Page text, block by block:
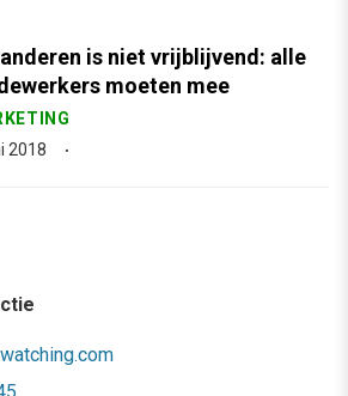
is niet vrijblijvend: alle
moeten mee
2018